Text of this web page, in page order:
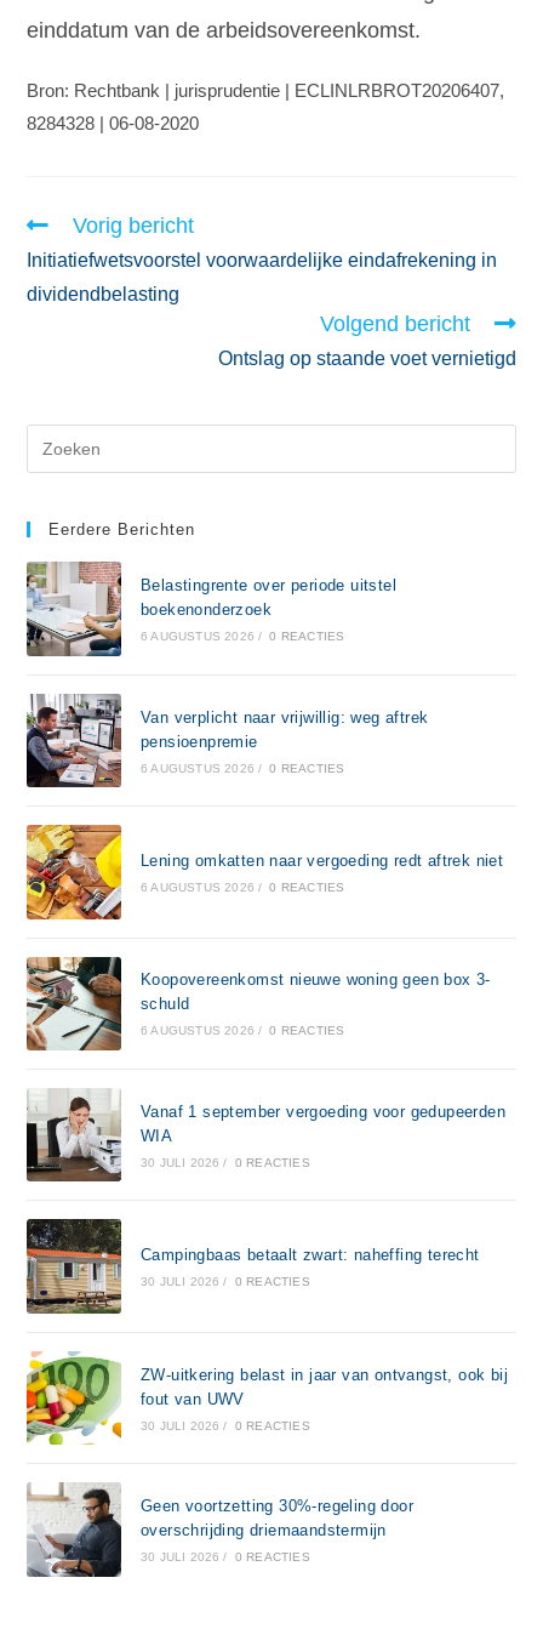
einddatum van de arbeidsovereenkomst.
Bron: Rechtbank | jurisprudentie | ECLINLRBROT20206407,
8284328 | 06-08-2020
Vorig bericht
Initiatiefwetsvoorstel voorwaardelijke eindafrekening in
dividendbelasting
Volgend bericht
Ontslag op staande voet vernietigd
Eerdere Berichten
Belastingrente over periode uitstel
boekenonderzoek
6 AUGUSTUS 2026 / 0 REACTIES
Van verplicht naar vrijwillig: weg aftrek
pensioenpremie
6 AUGUSTUS 2026 / 0 REACTIES
Lening omkatten naar vergoeding redt aftrek niet
6 AUGUSTUS 2026 / 0 REACTIES
Koopovereenkomst nieuwe woning geen box 3-
schuld
6 AUGUSTUS 2026 / 0 REACTIES
Vanaf 1 september vergoeding voor gedupeerden
WIA
30 JULI 2026 / 0 REACTIES
Campingbaas betaalt zwart: naheffing terecht
30 JULI 2026 / 0 REACTIES
ZW-uitkering belast in jaar van ontvangst, ook bij
fout van UWV
30 JULI 2026 / 0 REACTIES
Geen voortzetting 30%-regeling door
overschrijding driemaandstermijn
30 JULI 2026 / 0 REACTIES